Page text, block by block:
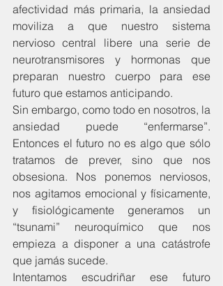
afectividad más primaria, la ansiedad
moviliza a que nuestro sistema
nervioso central libere una serie de
neurotransmisores y hormonas que
preparan nuestro cuerpo para ese
futuro que estamos anticipando.
Sin embargo, como todo en nosotros, la
ansiedad puede “enfermarse”.
Entonces el futuro no es algo que sólo
tratamos de prever, sino que nos
obsesiona. Nos ponemos nerviosos,
nos agitamos emocional y físicamente,
y fisiológicamente generamos un
“tsunami” neuroquímico que nos
empieza a disponer a una catástrofe
que jamás sucede.
Intentamos escudriñar ese futuro